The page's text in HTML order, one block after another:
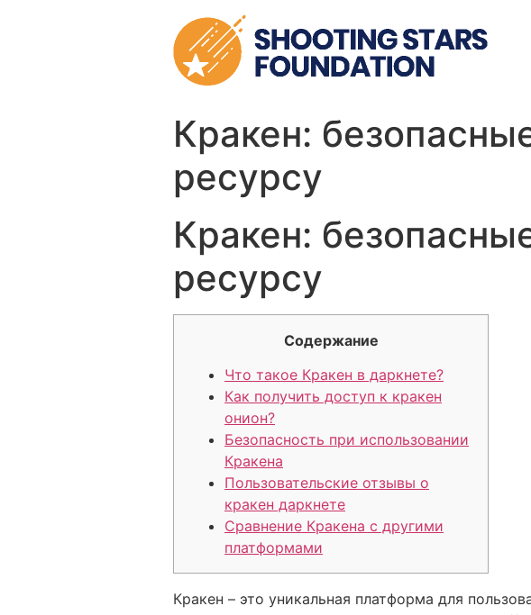
Кракен:
ресурсу
Кракен:
ресурсу
Содержание
Что такое Кракен в даркнете?
Как получить доступ к кракен
онион?
Безопасность при использовании
Кракена
Пользовательские отзывы о
кракен даркнете
Сравнение Кракена с другими
платформами
Кракен – это уникальная платформа для